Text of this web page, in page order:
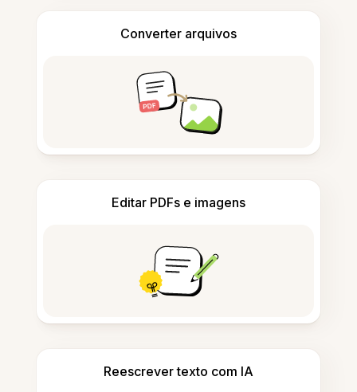
Converter arquivos
Editar PDFs e imagens
Reescrever texto com IA